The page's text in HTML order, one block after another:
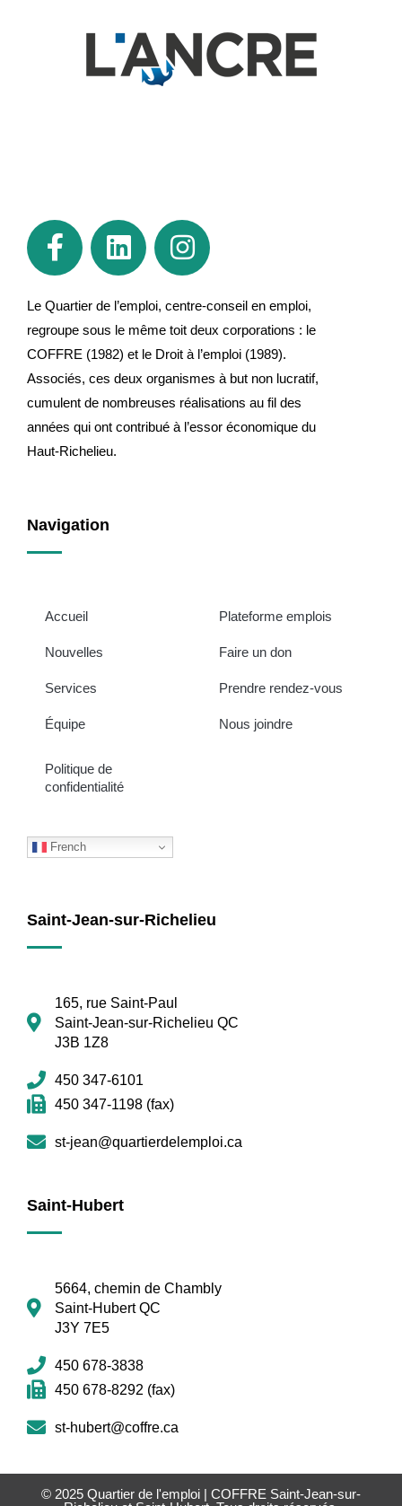
Le Quartier de l’emploi, centre-conseil en emploi,
regroupe sous le même toit deux corporations : le
COFFRE (1982) et le Droit à l’emploi (1989).
Associés, ces deux organismes à but non lucratif,
cumulent de nombreuses réalisations au fil des
années qui ont contribué à l’essor économique du
Haut-Richelieu.
Navigation
Accueil
Nouvelles
Services
Équipe
Plateforme emplois
Faire un don
Prendre rendez-vous
Nous joindre
Politique de
confidentialité
French
Saint-Jean-sur-Richelieu
165, rue Saint-Paul
Saint-Jean-sur-Richelieu QC
J3B 1Z8
450 347-6101
450 347-1198 (fax)
st-jean@quartierdelemploi.ca
Saint-Hubert
5664, chemin de Chambly
Saint-Hubert QC
J3Y 7E5
450 678-3838
450 678-8292 (fax)
st-hubert@coffre.ca
© 2025 Quartier de l'emploi | COFFRE Saint-Jean-sur-